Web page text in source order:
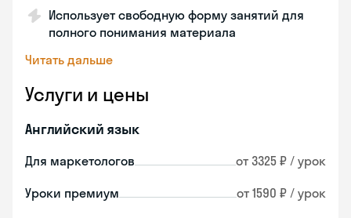
Использует свободную форму занятий для
полного понимания материала
Читать дальше
Услуги и цены
Английский язык
Для маркетологов от 3325 ₽ / урок
Уроки премиум от 1590 ₽ / урок